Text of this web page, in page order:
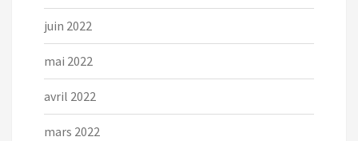
juin 2022
mai 2022
avril 2022
mars 2022